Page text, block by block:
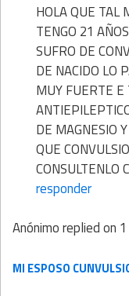
HOLA QUE TAL
TENGO 21
SUFRO DE
DE NACIDO LO
MUY FUERTE
DE MAGNESIO
QUE
CONSULTENLO
responder
Anónimoreplied on
MI ESPOSO